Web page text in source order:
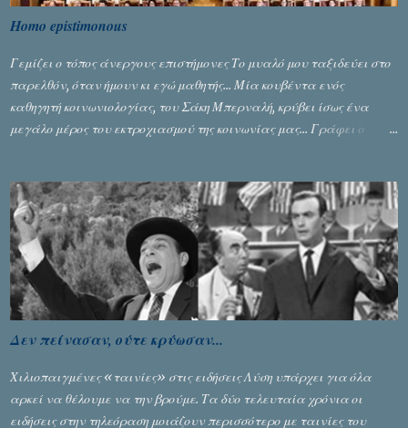
Homo epistimonous
Γεμίζει ο τόπος άνεργους επιστήμονες Το μυαλό μου ταξιδεύει στο
παρελθόν, όταν ήμουν κι εγώ μαθητής... Μία κουβέντα ενός
καθηγητή κοινωνιολογίας, του Σάκη Μπερναλή, κρύβει ίσως ένα
μεγάλο μέρος του εκτροχιασμού της κοινωνίας μας... Γράφει ο
Δεν πείνασαν, ούτε κρύωσαν...
Χιλιοπαιγμένες «ταινίες» στις ειδήσεις Λύση υπάρχει για όλα
αρκεί να θέλουμε να την βρούμε. Τα δύο τελευταία χρόνια οι
ειδήσεις στην τηλεόραση μοιάζουν περισσότερο με ταινίες του